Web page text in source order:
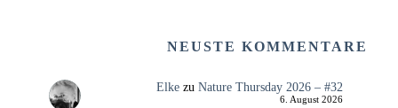
NEUSTE KOMMENTARE
Elkezu Nature Thursday 2026 – #32
6. August 2026